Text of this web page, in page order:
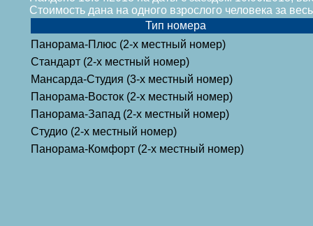
Стоимость дана на одного взрослого человека за
Тип номера
Панорама-Плюс (2-х местный номер)
Стандарт (2-х местный номер)
Мансарда-Студия (3-х местный номер)
Панорама-Восток (2-х местный номер)
Панорама-Запад (2-х местный номер)
Студио (2-х местный номер)
Панорама-Комфорт (2-х местный номер)